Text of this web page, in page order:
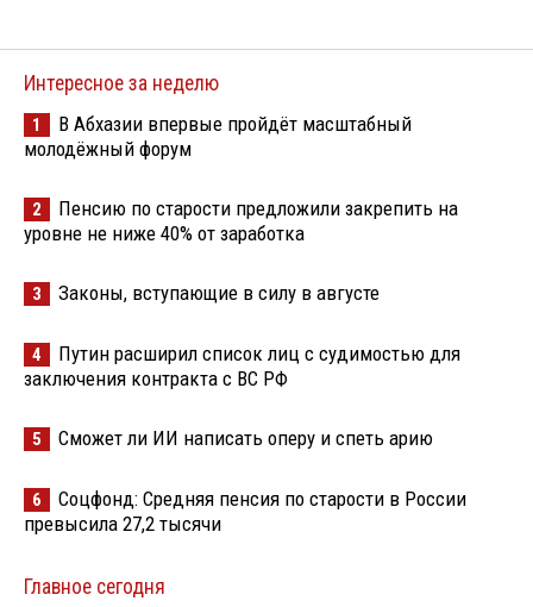
Интересное за неделю
1
В Абхазии впервые пройдёт масштабный
молодёжный форум
2
Пенсию по старости предложили закрепить на
уровне не ниже 40% от заработка
3 Законы, вступающие в силу в августе
4
Путин расширил список лиц с судимостью для
заключения контракта с ВС РФ
5 Сможет ли ИИ написать оперу и спеть арию
6
Соцфонд: Средняя пенсия по старости в России
превысила 27,2 тысячи
Главное сегодня